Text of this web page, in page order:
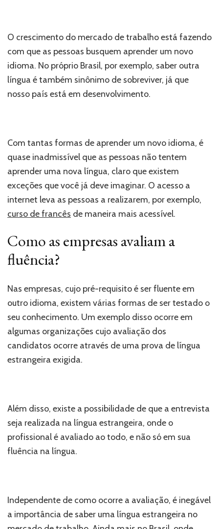
O crescimento do mercado de trabalho está fazendo
com que as pessoas busquem aprender um novo
idioma. No próprio Brasil, por exemplo, saber outra
língua é também sinônimo de sobreviver, já que
nosso país está em desenvolvimento.
Com tantas formas de aprender um novo idioma, é
quase inadmissível que as pessoas não tentem
aprender uma nova língua, claro que existem
exceções que você já deve imaginar. O acesso a
internet leva as pessoas a realizarem, por exemplo,
curso de francês de maneira mais acessível.
Como as empresas avaliam a
fluência?
Nas empresas, cujo pré-requisito é ser fluente em
outro idioma, existem várias formas de ser testado o
seu conhecimento. Um exemplo disso ocorre em
algumas organizações cujo avaliação dos
candidatos ocorre através de uma prova de língua
estrangeira exigida.
Além disso, existe a possibilidade de que a entrevista
seja realizada na língua estrangeira, onde o
profissional é avaliado ao todo, e não só em sua
fluência na língua.
Independente de como ocorre a avaliação, é inegável
a importância de saber uma língua estrangeira no